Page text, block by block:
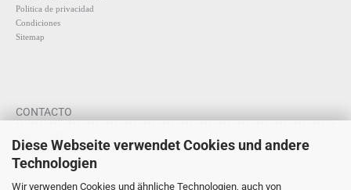
Diese Webseite verwendet Cookies und andere
Technologien
Wir verwenden Cookies und ähnliche Technologien, auch von
Politica de privacidad
Condiciones
Sitemap
CONTACTO
Neumann-Reichardt-Str. 27-33, Haus 16
22041 Hamburg